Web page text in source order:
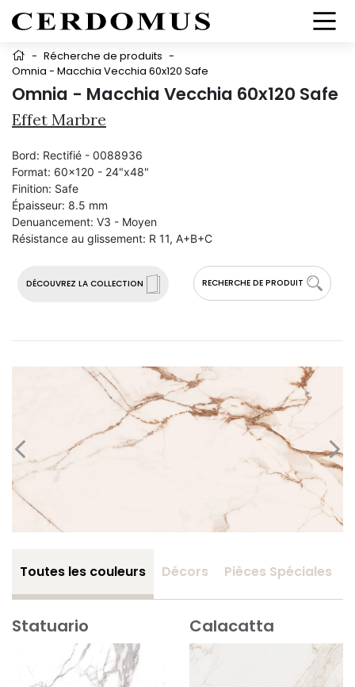
- Récherche de produits -
Omnia - Macchia Vecchia 60x120 Safe
Omnia - Macchia Vecchia 60x120 Safe
Effet Marbre
DÉCOUVREZ LA COLLECTION RECHERCHE DE PRODUIT
Bord: Rectifié - 0088936
Format: 60x120 - 24"x48"
Finition: Safe
Épaisseur: 8.5 mm
Denuancement: V3 - Moyen
Résistance au glissement: R 11, A+B+C
Toutes les couleurs Décors Pièces Spéciales
Statuario Calacatta